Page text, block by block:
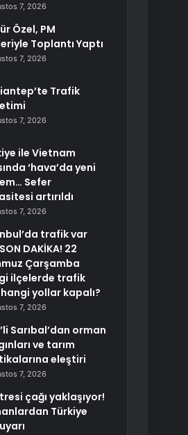
7, 2026
Özel, PM
Toplantı Yaptı
7, 2026
Trafik
7, 2026
ile Vietnam
‘hava’da yeni
Sefer
artırıldı
7, 2026
trafik var
DAKİKA! 22
Çarşamba
ilçelerde trafik
yollar kapalı?
7, 2026
Sarıbal’dan orman
ve tarım
eleştiri
7, 2026
çağı yaklaşıyor!
Türkiye